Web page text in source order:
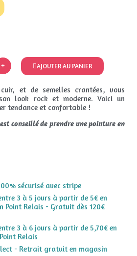
AJOUTER AU PANIER
et de semelles crantées, vous
look rock et moderne. Voici un
tendance et confortable !
conseillé de prendre une pointure en
sécurisé avec stripe
3 à 5 jours à partir de 5€ en
Point Relais - Gratuit dès 120€
3 à 6 jours à partir de 5,70€ en
Relais
- Retrait gratuit en magasin